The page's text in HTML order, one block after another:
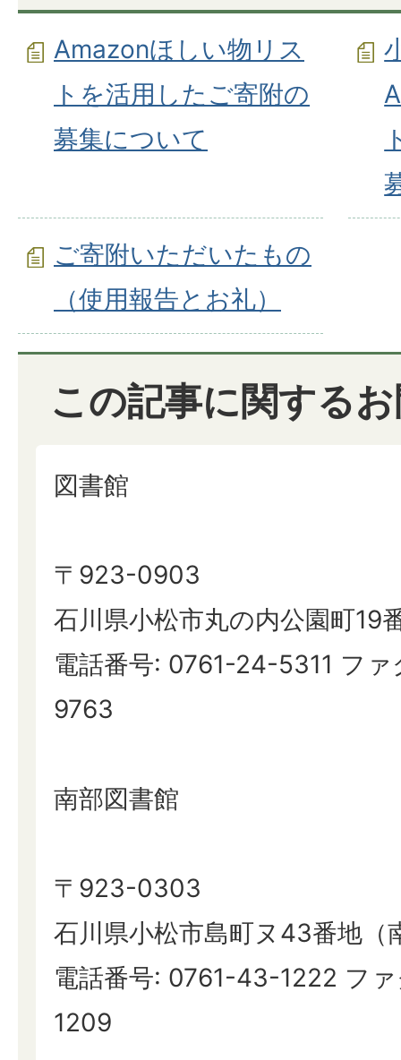
Amazonほしい物リス
トを活用したご寄附の
募集について
ご寄附いただいたもの
（使用報告とお礼）
この記事に関する
図書館
〒923-0903
石川県小松市丸の内公園町19
電話番号: 0761-24-5311 フ
9763
南部図書館
〒923-0303
石川県小松市島町ヌ43番地（
電話番号: 0761-43-1222 フ
1209